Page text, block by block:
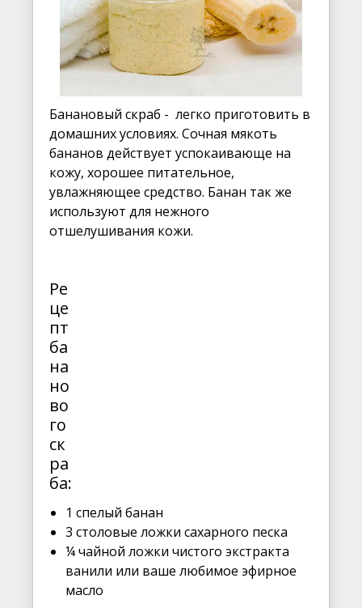
Банановый скраб - легко приготовить в
домашних условиях. Сочная мякоть
бананов действует успокаивающе на
кожу, хорошее питательное,
увлажняющее средство. Банан так же
используют для нежного
отшелушивания кожи.
Ре
це
пт
ба
на
но
во
го
ск
ра
ба:
1 спелый банан
3 столовые ложки сахарного песка
¼ чайной ложки чистого экстракта
ванили или ваше любимое эфирное
масло